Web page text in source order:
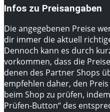
Infos zu Preisangaben
Die angegebenen Preise
dir immer die aktuell
Dennoch kann es durch
vorkommen, dass die
denen des Partner Shops
empfehlen daher, den
beim Shop zu prüfen,
Prüfen-Button“ des